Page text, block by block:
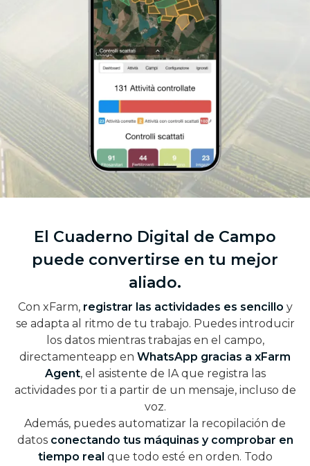
El Cuaderno Digital de Campo
puede convertirse en tu mejor
aliado.
Con xFarm, registrar las actividades es sencillo y
se adapta al ritmo de tu trabajo. Puedes introducir
los datos mientras trabajas en el campo,
directamenteapp en WhatsApp gracias a xFarm
Agent, el asistente de IA que registra las
actividades por ti a partir de un mensaje, incluso de
voz.
Además, puedes automatizar la recopilación de
datos conectando tus máquinas y comprobar en
tiempo real que todo esté en orden. Todo